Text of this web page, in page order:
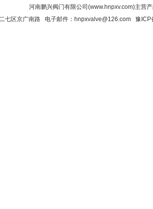
河南鹏兴阀门有限公司(www.hnpxv.com)主营
七区京广南路 电子邮件：hnpxvalve@126.com 豫ICP